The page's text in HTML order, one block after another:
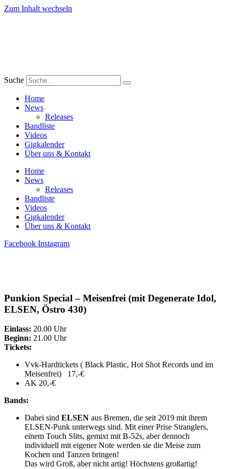
Zum Inhalt wechseln
Suche
Home
News
Releases
Bandliste
Videos
Gigkalender
Über uns & Kontakt
Home
News
Releases
Bandliste
Videos
Gigkalender
Über uns & Kontakt
Facebook Instagram
Punkion Special – Meisenfrei (mit Degenerate Idol,
ELSEN, Östro 430)
Einlass: 20.00 Uhr
Beginn: 21.00 Uhr
Tickets:
Vvk-Hardtickets ( Black Plastic, Hot Shot Records und im
Meisenfrei) 17,-€
AK 20,-€
Bands:
Dabei sind ELSEN aus Bremen, die seit 2019 mit ihrem
ELSEN-Punk unterwegs sind. Mit einer Prise Stranglers,
einem Touch Slits, gemixt mit B-52s, aber dennoch
individuell mit eigener Note werden sie die Meise zum
Kochen und Tanzen bringen!
Das wird Groß, aber nicht artig! Höchstens großartig!